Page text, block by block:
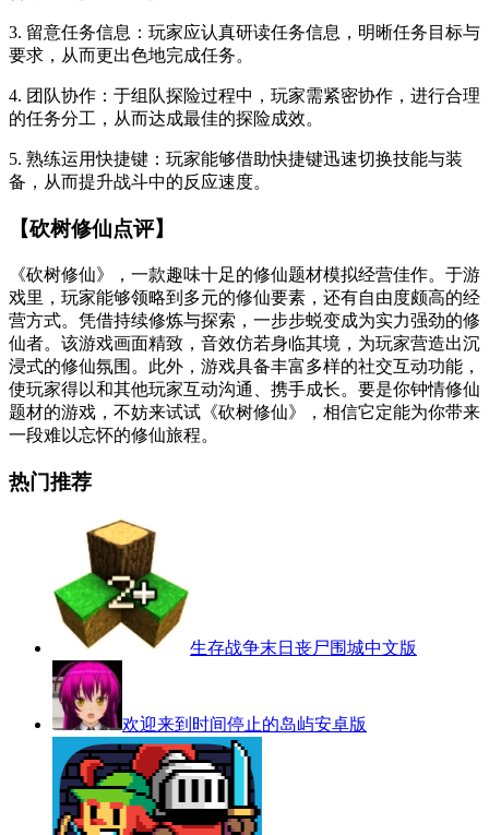
3. 留意任务信息：玩家应认真研读任务信息，明晰任务目标与
要求，从而更出色地完成任务。
4. 团队协作：于组队探险过程中，玩家需紧密协作，进行合理
的任务分工，从而达成最佳的探险成效。
5. 熟练运用快捷键：玩家能够借助快捷键迅速切换技能与装
备，从而提升战斗中的反应速度。
【砍树修仙点评】
《砍树修仙》，一款趣味十足的修仙题材模拟经营佳作。于游
戏里，玩家能够领略到多元的修仙要素，还有自由度颇高的经
营方式。凭借持续修炼与探索，一步步蜕变成为实力强劲的修
仙者。该游戏画面精致，音效仿若身临其境，为玩家营造出沉
浸式的修仙氛围。此外，游戏具备丰富多样的社交互动功能，
使玩家得以和其他玩家互动沟通、携手成长。要是你钟情修仙
题材的游戏，不妨来试试《砍树修仙》，相信它定能为你带来
一段难以忘怀的修仙旅程。
热门推荐
生存战争末日丧尸围城中文版
欢迎来到时间停止的岛屿安卓版